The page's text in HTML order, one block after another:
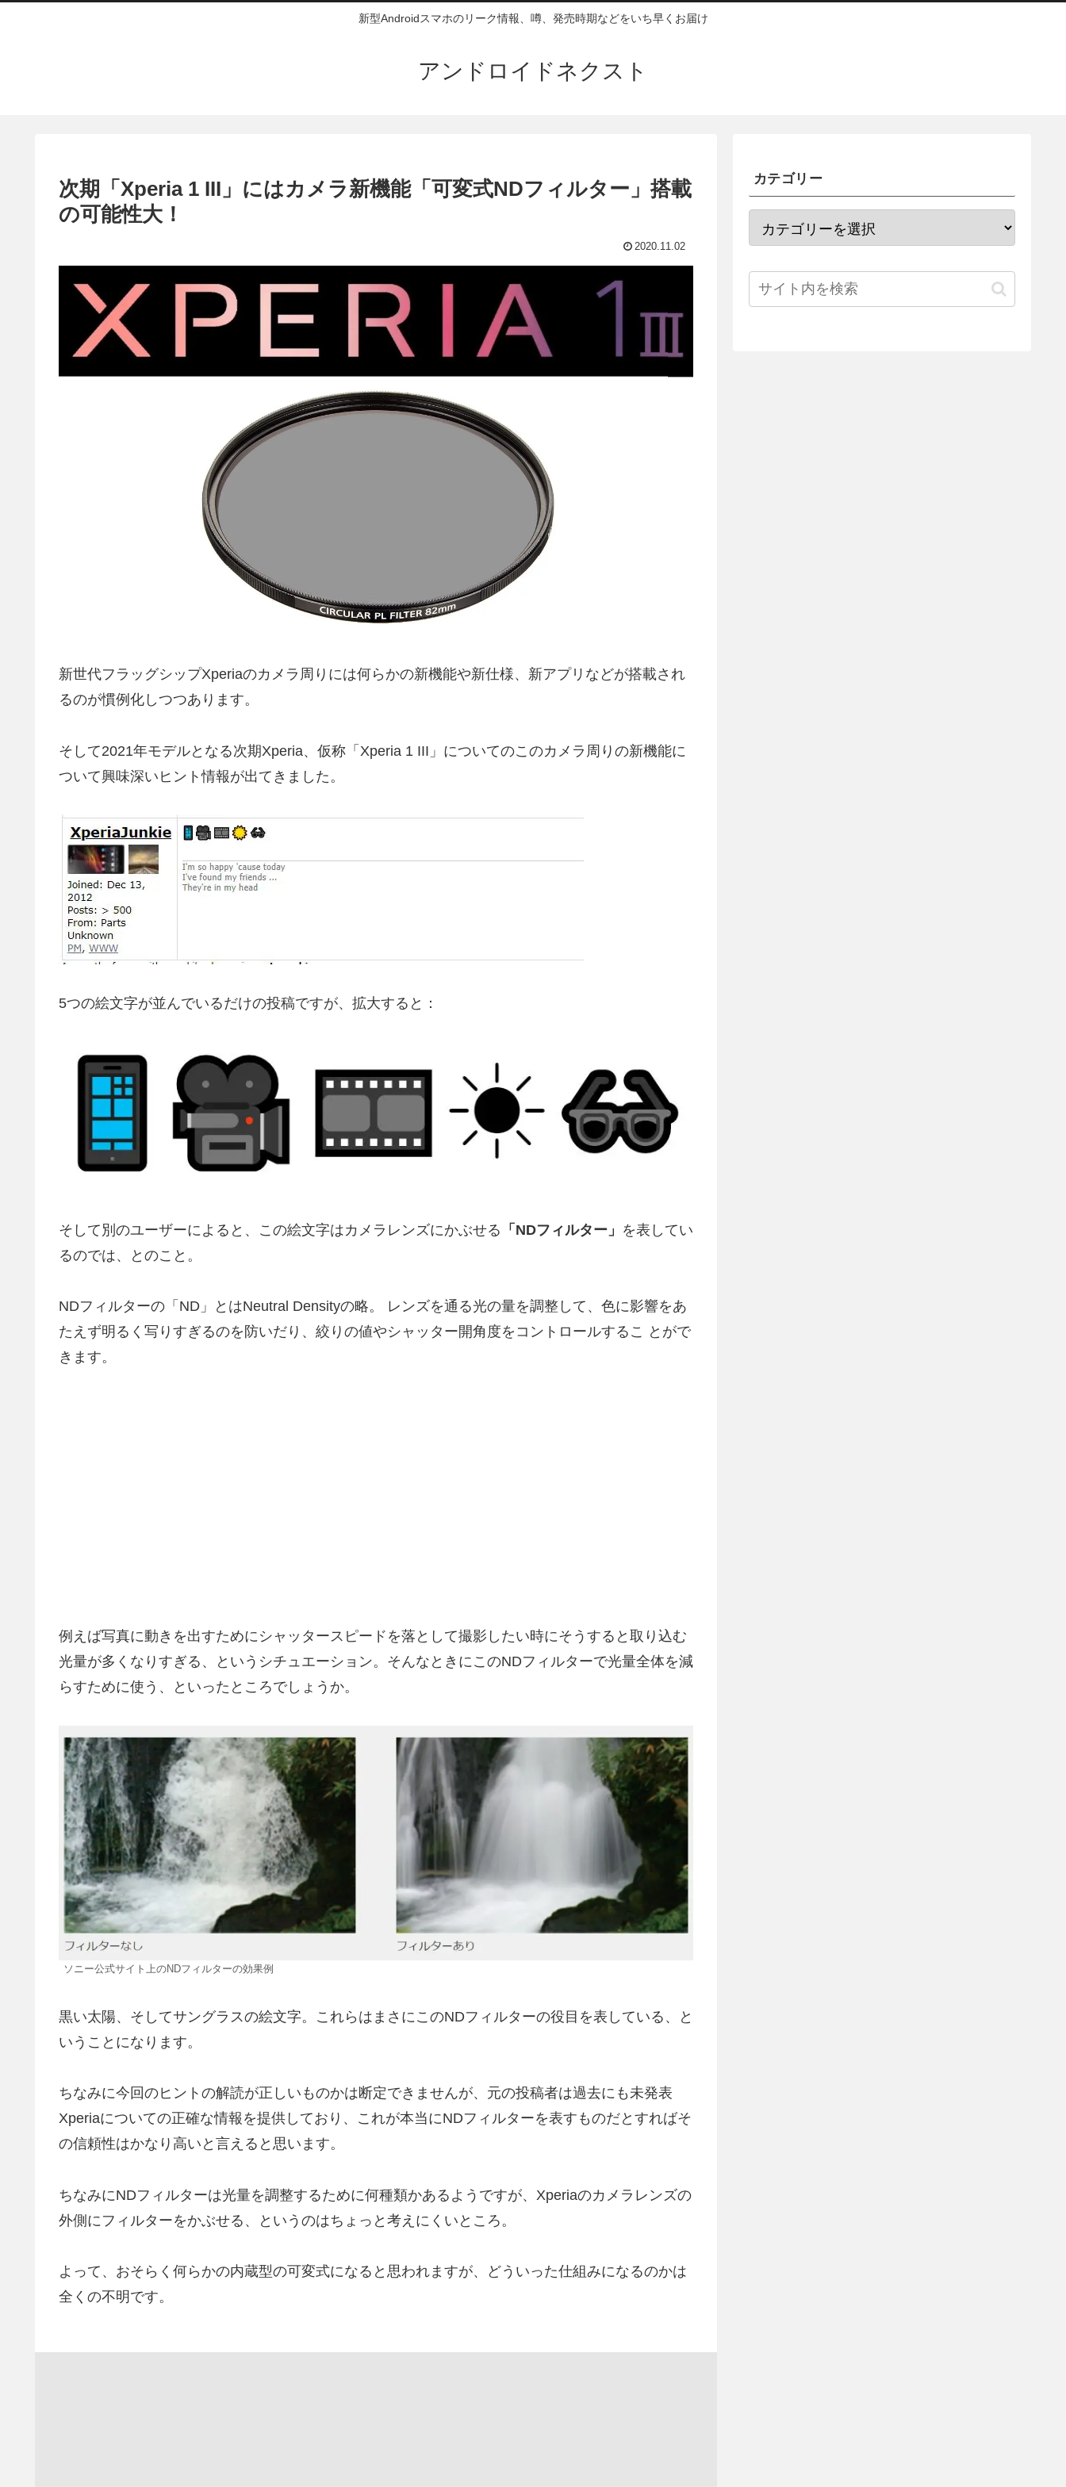
新型Androidスマホのリーク情報、噂、発売時期などをいち早くお届け
アンドロイドネクスト
次期「Xperia 1 III」にはカメラ新機能「可変式NDフィルター」搭載
の可能性大！
2020.11.02
新世代フラッグシップXperiaのカメラ周りには何らかの新機能や新仕様、新アプリなどが搭載され
るのが慣例化しつつあります。
そして2021年モデルとなる次期Xperia、仮称「Xperia 1 III」についてのこのカメラ周りの新機能に
ついて興味深いヒント情報が出てきました。
5つの絵文字が並んでいるだけの投稿ですが、拡大すると：
そして別のユーザーによると、この絵文字はカメラレンズにかぶせる 「NDフィルター」 を表してい
るのでは、とのこと。
NDフィルターの「ND」とはNeutral Densityの略。 レンズを通る光の量を調整して、色に影響をあ
たえず明るく写りすぎるのを防いだり、絞りの値やシャッター開角度をコントロールするこ とがで
きます。
例えば写真に動きを出すためにシャッタースピードを落として撮影したい時にそうすると取り込む
光量が多くなりすぎる、というシチュエーション。そんなときにこのNDフィルターで光量全体を減
らすために使う、といったところでしょうか。
ソニー公式サイト上のNDフィルターの効果例
黒い太陽、そしてサングラスの絵文字。これらはまさにこのNDフィルターの役目を表している、と
いうことになります。
ちなみに今回のヒントの解読が正しいものかは断定できませんが、元の投稿者は過去にも未発表
Xperiaについての正確な情報を提供しており、これが本当にNDフィルターを表すものだとすればそ
の信頼性はかなり高いと言えると思います。
ちなみにNDフィルターは光量を調整するために何種類かあるようですが、Xperiaのカメラレンズの
外側にフィルターをかぶせる、というのはちょっと考えにくいところ。
よって、おそらく何らかの内蔵型の可変式になると思われますが、どういった仕組みになるのかは
全くの不明です。
カテゴリー